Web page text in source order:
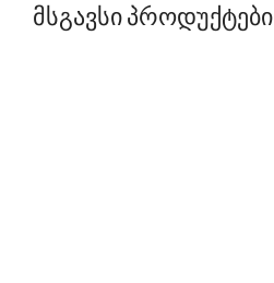
მსგავსი პროდუქტები